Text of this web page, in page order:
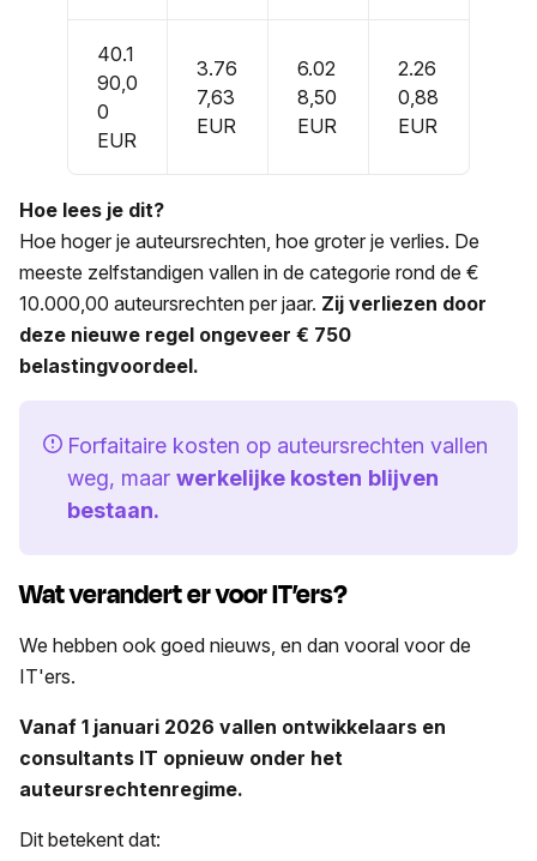
40.1
90,0
0
EUR
3.76
7,63
EUR
6.02
8,50
EUR
2.26
0,88
EUR
Hoe lees je dit?
Hoe hoger je auteursrechten, hoe groter je verlies. De
meeste zelfstandigen vallen in de categorie rond de €
10.000,00 auteursrechten per jaar. Zij verliezen door
deze nieuwe regel ongeveer € 750
belastingvoordeel.
Forfaitaire kosten op auteursrechten vallen
weg, maar werkelijke kosten blijven
bestaan.
Wat verandert er voor IT’ers?
We hebben ook goed nieuws, en dan vooral voor de
IT'ers.
Vanaf 1 januari 2026 vallen ontwikkelaars en
consultants IT opnieuw onder het
auteursrechtenregime.
Dit betekent dat: